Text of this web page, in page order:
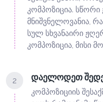
კომპოზიცია. სწორი
მნიშვნელოვანია,
სულ სხვანაირი
კომპოზიცია, მისი
2 დაელოდეთ
კომპოზიციის